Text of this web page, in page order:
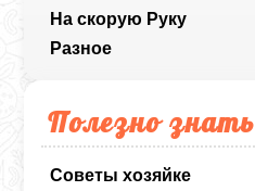
На скорую Руку
Разное
Полезно знать
Советы хозяйке